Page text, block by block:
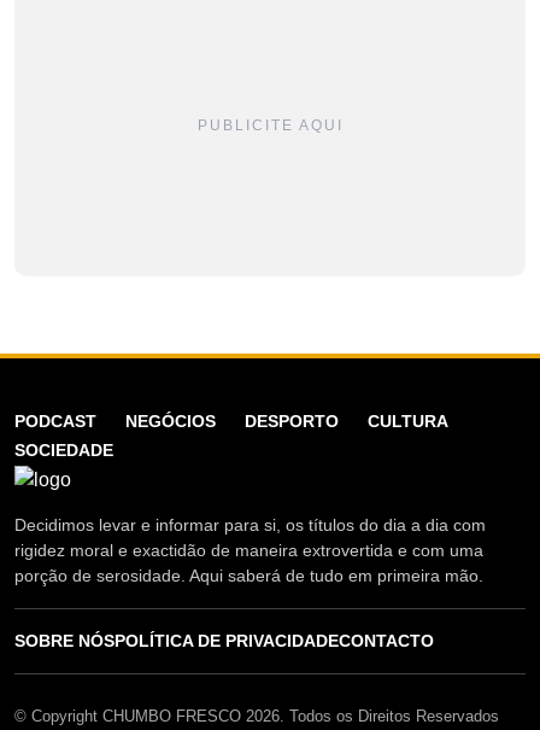
PUBLICITE AQUI
PODCAST NEGÓCIOS DESPORTO
CULTURA
SOCIEDADE
Decidimos levar e informar para si, os títulos do dia a dia com
rigidez moral e exactidão de maneira extrovertida e com uma
porção de serosidade. Aqui saberá de tudo em primeira mão.
SOBRE NÓSPOLÍTICA DE PRIVACIDADECONTACTO
© Copyright CHUMBO FRESCO 2026. Todos os Direitos Reservados